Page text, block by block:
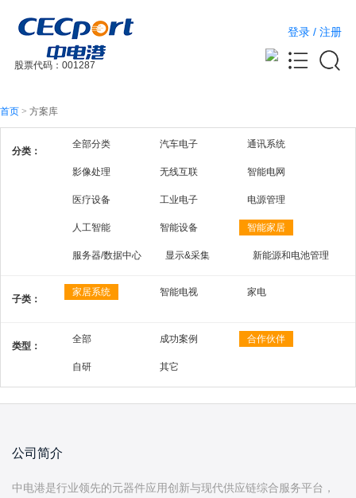
股票代码：001287
登录 / 注册
首页 > 方案库
分类：
全部分类 汽车电子 通讯系统
影像处理 无线互联 智能电网
医疗设备 工业电子 电源管理
人工智能 智能设备 智能家居
服务器/数据中心 显示&采集 新能源和电池管理
子类：
家居系统 智能电视 家电
类型：
全部 成功案例 合作伙伴
自研 其它
公司简介
中电港是行业领先的元器件应用创新与现代供应链综合服务平台，